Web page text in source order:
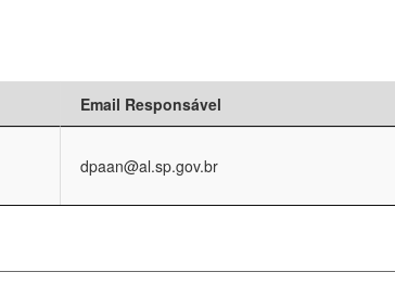
Email Responsável
dpaan@al.sp.gov.br